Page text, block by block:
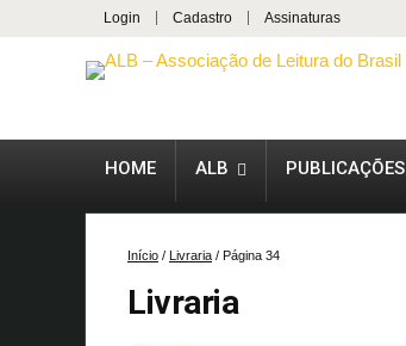
Login Cadastro Assinaturas
HOME ALB PUBLICAÇÕES
Início / Livraria / Página 34
Livraria